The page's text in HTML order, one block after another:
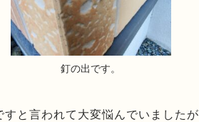
釘の出です。
と言われて大変悩んでいました